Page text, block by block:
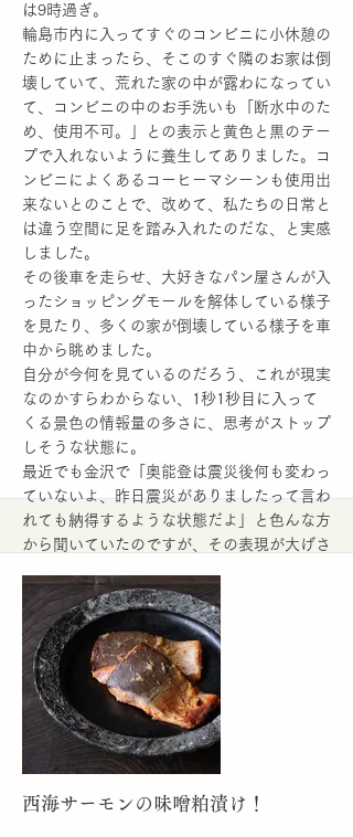
は9時過ぎ。
輪島市内に入ってすぐのコンビニに小休憩の
ために止まったら、そこのすぐ隣のお家は倒
壊していて、荒れた家の中が露わになってい
て、コンビニの中のお手洗いも「断水中のた
め、使用不可。」との表示と黄色と黒のテー
プで入れないように養生してありました。コ
ンビニによくあるコーヒーマシーンも使用出
来ないとのことで、改めて、私たちの日常と
は違う空間に足を踏み入れたのだな、と実感
しました。
その後車を走らせ、大好きなパン屋さんが入
ったショッピングモールを解体している様子
を見たり、多くの家が倒壊している様子を車
中から眺めました。
自分が今何を見ているのだろう、これが現実
なのかすらわからない、1秒1秒目に入って
くる景色の情報量の多さに、思考がストップ
しそうな状態に。
最近でも金沢で「奥能登は震災後何も変わっ
ていないよ、昨日震災がありましたって言わ
れても納得するような状態だよ」と色んな方
から聞いていたのですが、その表現が大げさ
た。
谷川醸造さんに近づき、あらかじめお隣のス
ーパーをナビにセットするといいよと言われ
いたのですが、その手前に黒い瓦の大きな建
物が倒壊していて、まさかそれが谷川醸造さ
んとわからず通り過ぎてしまい、スーパーに
ついて、「え、今通ったところだったの？」
と驚きつつ、到着しました。
More
西海サーモンの味噌粕漬け！